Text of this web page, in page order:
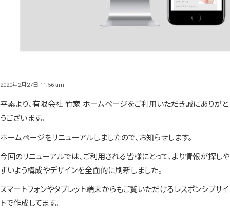
2020年2月27日 11:56 am
平素より、有限会社 竹家 ホームページをご利用いただき誠にありがと
うございます。
ホームページをリニューアルしましたので、お知らせします。
今回のリニューアルでは、ご利用される皆様にとって、より情報が探しや
すいよう構成やデザインを全面的に刷新しました。
スマートフォンやタブレット端末からもご覧いただけるレスポンシブサイ
トで作成してます。